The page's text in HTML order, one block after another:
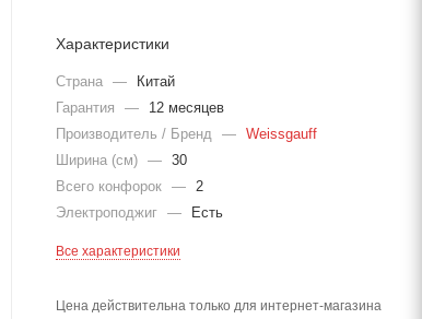
Характеристики
Страна —
Китай
Гарантия
—
12 месяцев
Производитель / Бренд — Weissgauff
Ширина (см) — 30
Всего конфорок — 2
Электроподжиг — Есть
Все характеристики
Цена действительна только для интернет-магазина